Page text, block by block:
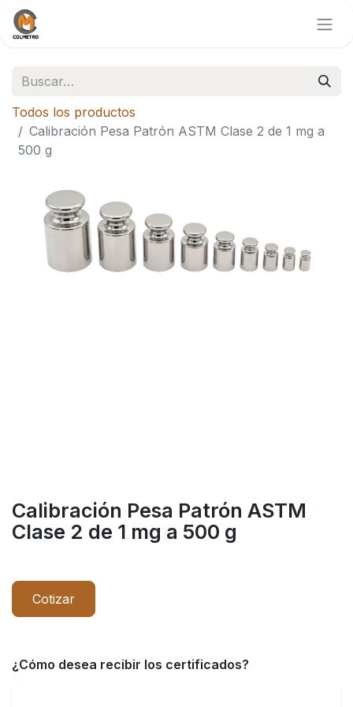
Todos los productos
Calibración Pesa Patrón ASTM Clase 2 de 1 mg a
500 g
Calibración Pesa Patrón ASTM
Clase 2 de 1 mg a 500 g
Cotizar
¿Cómo desea recibir los certificados?